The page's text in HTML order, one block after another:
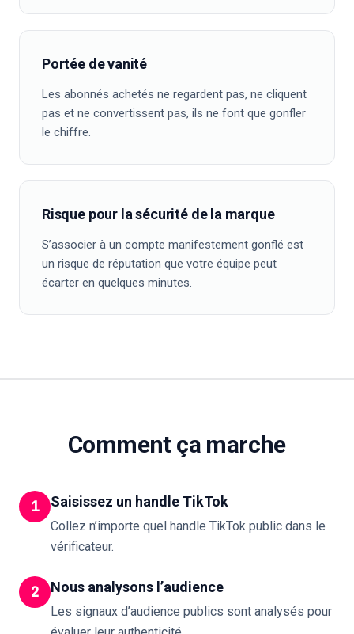
Portée de vanité
Les abonnés achetés ne regardent pas, ne cliquent
pas et ne convertissent pas, ils ne font que gonfler
le chiffre.
Risque pour la sécurité de la marque
S’associer à un compte manifestement gonflé est
un risque de réputation que votre équipe peut
écarter en quelques minutes.
Comment ça marche
1 Saisissez un handle TikTok
Collez n’importe quel handle TikTok public dans le
vérificateur.
2 Nous analysons l’audience
Les signaux d’audience publics sont analysés pour